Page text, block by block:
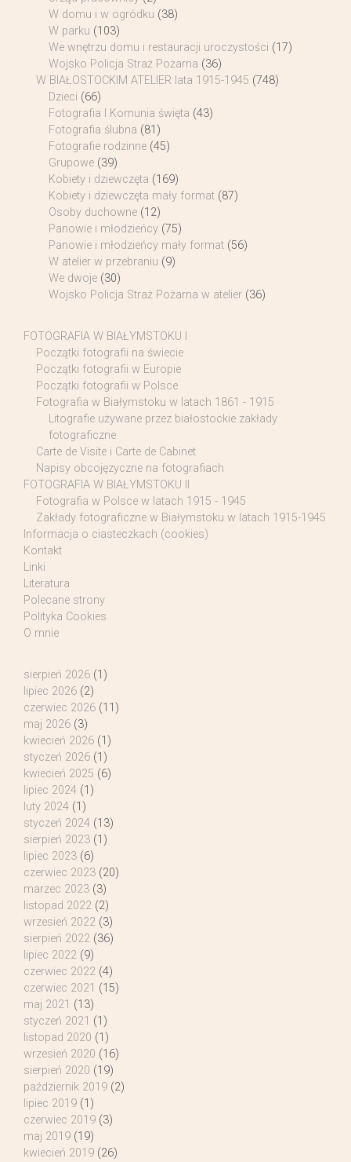
W domu i w ogródku (38)
W parku (103)
We wnętrzu domu i restauracji uroczystości (17)
Wojsko Policja Straż Pożarna (36)
W BIAŁOSTOCKIM ATELIER lata 1915-1945 (748)
Dzieci (66)
Fotografia I Komunia święta (43)
Fotografia ślubna (81)
Fotografie rodzinne (45)
Grupowe (39)
Kobiety i dziewczęta (169)
Kobiety i dziewczęta mały format (87)
Osoby duchowne (12)
Panowie i młodzieńcy (75)
Panowie i młodzieńcy mały format (56)
W atelier w przebraniu (9)
We dwoje (30)
Wojsko Policja Straż Pożarna w atelier (36)
FOTOGRAFIA W BIAŁYMSTOKU I
Początki fotografii na świecie
Początki fotografii w Europie
Początki fotografii w Polsce
Fotografia w Białymstoku w latach 1861 - 1915
Litografie używane przez białostockie zakłady
fotograficzne
Carte de Visite i Carte de Cabinet
Napisy obcojęzyczne na fotografiach
FOTOGRAFIA W BIAŁYMSTOKU II
Fotografia w Polsce w latach 1915 - 1945
Zakłady fotograficzne w Białymstoku w latach 1915-1945
Informacja o ciasteczkach (cookies)
Kontakt
Linki
Literatura
Polecane strony
Polityka Cookies
O mnie
sierpień 2026 (1)
lipiec 2026 (2)
czerwiec 2026 (11)
maj 2026 (3)
kwiecień 2026 (1)
styczeń 2026 (1)
kwiecień 2025 (6)
lipiec 2024 (1)
luty 2024 (1)
styczeń 2024 (13)
sierpień 2023 (1)
lipiec 2023 (6)
czerwiec 2023 (20)
marzec 2023 (3)
listopad 2022 (2)
wrzesień 2022 (3)
sierpień 2022 (36)
lipiec 2022 (9)
czerwiec 2022 (4)
czerwiec 2021 (15)
maj 2021 (13)
styczeń 2021 (1)
listopad 2020 (1)
wrzesień 2020 (16)
sierpień 2020 (19)
październik 2019 (2)
lipiec 2019 (1)
czerwiec 2019 (3)
maj 2019 (19)
kwiecień 2019 (26)